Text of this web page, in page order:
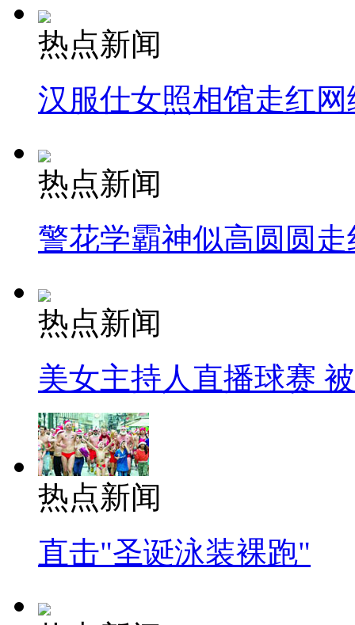
热点新闻
汉服仕女照相馆走红网
热点新闻
警花学霸神似高圆圆走
热点新闻
美女主持人直播球赛
热点新闻
直击"圣诞泳装裸跑"